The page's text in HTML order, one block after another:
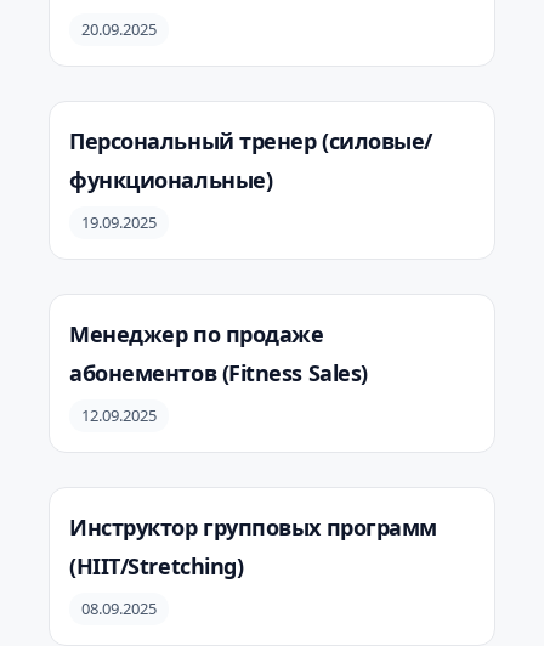
20.09.2025
Персональный тренер (силовые/
функциональные)
19.09.2025
Менеджер по продаже
абонементов (Fitness Sales)
12.09.2025
Инструктор групповых программ
(HIIT/Stretching)
08.09.2025